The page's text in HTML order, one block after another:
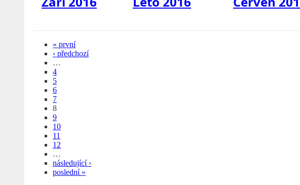
« první
‹ předchozí
…
4
5
6
7
8
9
10
11
12
…
následující ›
poslední »